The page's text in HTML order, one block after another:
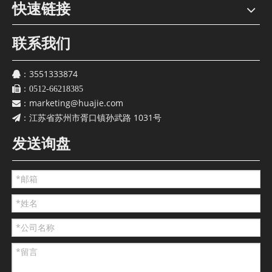
快速链接
联系我们
： 3551333874
： 0512-66218385
： marketing@huajie.com
： 江苏省苏州市胥口镇孙武路 1031号
发送询盘